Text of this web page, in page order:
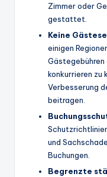
Zimmer oder
gestattet.
Keine
einigen
konkurrieren zu
Verbesserung
beitragen.
und
Buchungen.
Begrenzte